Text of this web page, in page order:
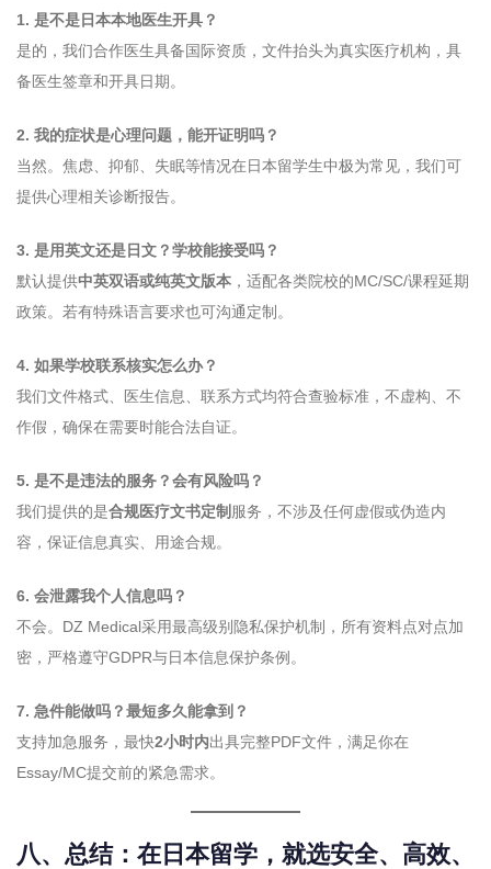
1. 是不是日本本地医生开具？
是的，我们合作医生具备国际资质，文件抬头为真实医疗机构，具
备医生签章和开具日期。
2. 我的症状是心理问题，能开证明吗？
当然。焦虑、抑郁、失眠等情况在日本留学生中极为常见，我们可
提供心理相关诊断报告。
3. 是用英文还是日文？学校能接受吗？
默认提供中英双语或纯英文版本 ，适配各类院校的MC/SC/课程延期
政策。若有特殊语言要求也可沟通定制。
4. 如果学校联系核实怎么办？
我们文件格式、医生信息、联系方式均符合查验标准，不虚构、不
作假，确保在需要时能合法自证。
5. 是不是违法的服务？会有风险吗？
我们提供的是合规医疗文书定制 服务，不涉及任何虚假或伪造内
容，保证信息真实、用途合规。
6. 会泄露我个人信息吗？
不会。DZ Medical采用最高级别隐私保护机制，所有资料点对点加
密，严格遵守GDPR与日本信息保护条例。
7. 急件能做吗？最短多久能拿到？
支持加急服务，最快2小时内出具完整PDF文件，满足你在
Essay/MC提交前的紧急需求。
八、总结：在日本留学，就选安全、高效、